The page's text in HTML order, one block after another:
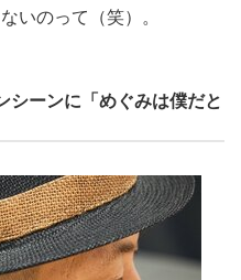
いのって（笑）。
シーンに「めぐみは僕だと